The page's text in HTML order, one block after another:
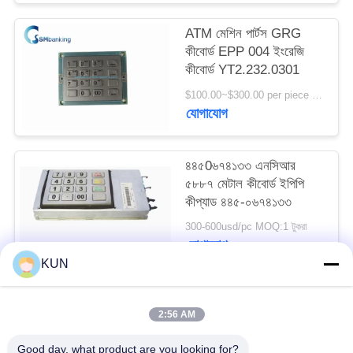
PRIVACY
POLICY
ATM মেশিন পার্টস GRG
কীবোর্ড EPP 004 ইংরেজি
কীবোর্ড YT2.232.0301
$100.00~$300.00 per piece MOQ:1
যোগাযোগ
৪৪৫0৬৭৪১৩৩ এনসিআর
৫৮৮৭ মেটাল কীবোর্ড ইপিপি
কীপ্যাড ৪৪৫-০৬৭৪১৩৩
300-600usd/pc MOQ:1 টুকরা
যোগাযোগ
KUN
2:56 AM
Good day, what product are you looking for?